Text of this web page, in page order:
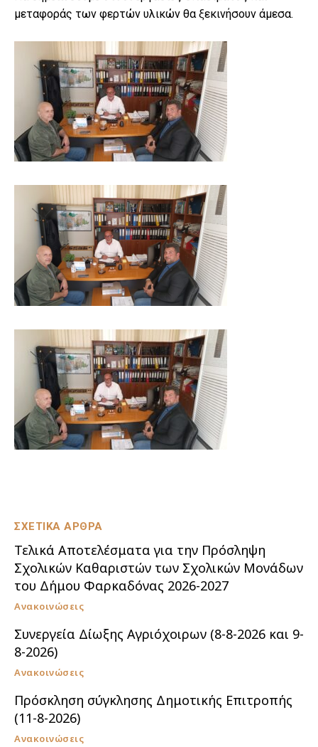
ΣΧΕΤΙΚΑ ΑΡΘΡΑ
Τελικά Αποτελέσματα για την Πρόσληψη
Σχολικών Καθαριστών των Σχολικών Μονάδων
του Δήμου Φαρκαδόνας 2026-2027
Ανακοινώσεις
Συνεργεία Δίωξης Αγριόχοιρων (8-8-2026 και 9-
8-2026)
Ανακοινώσεις
Πρόσκληση σύγκλησης Δημοτικής Επιτροπής
(11-8-2026)
Ανακοινώσεις
μεταφοράς των φερτών υλικών θα ξεκινήσουν άμεσα.